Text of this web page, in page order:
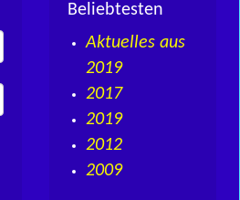
Beliebtesten
Aktuelles aus
2019
2017
2019
2012
2009